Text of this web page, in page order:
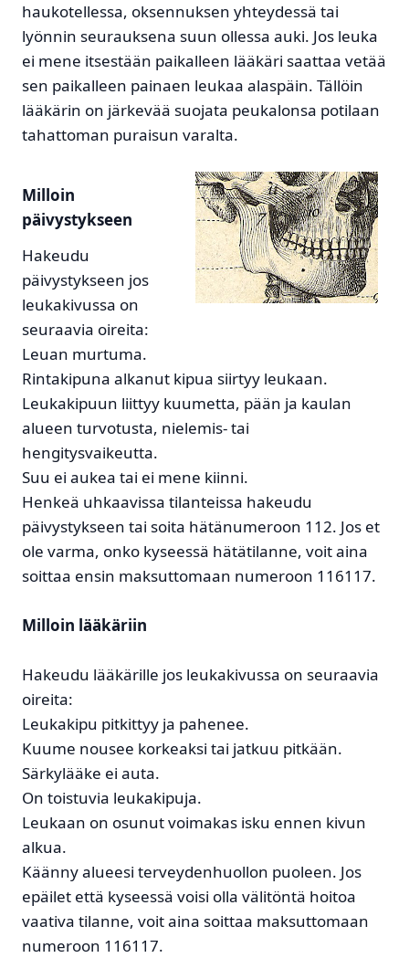
haukotellessa, oksennuksen yhteydessä tai
lyönnin seurauksena suun ollessa auki. Jos leuka
ei mene itsestään paikalleen lääkäri saattaa vetää
sen paikalleen painaen leukaa alaspäin. Tällöin
lääkärin on järkevää suojata peukalonsa potilaan
tahattoman puraisun varalta.
Milloin
päivystykseen
Hakeudu
päivystykseen jos
leukakivussa on
seuraavia oireita:
Leuan murtuma.
Rintakipuna alkanut kipua siirtyy leukaan.
Leukakipuun liittyy kuumetta, pään ja kaulan
alueen turvotusta, nielemis- tai
hengitysvaikeutta.
Suu ei aukea tai ei mene kiinni.
Henkeä uhkaavissa tilanteissa hakeudu
päivystykseen tai soita hätänumeroon 112. Jos et
ole varma, onko kyseessä hätätilanne, voit aina
soittaa ensin maksuttomaan numeroon 116117.
Milloin lääkäriin
Hakeudu lääkärille jos leukakivussa on seuraavia
oireita:
Leukakipu pitkittyy ja pahenee.
Kuume nousee korkeaksi tai jatkuu pitkään.
Särkylääke ei auta.
On toistuvia leukakipuja.
Leukaan on osunut voimakas isku ennen kivun
alkua.
Käänny alueesi terveydenhuollon puoleen. Jos
epäilet että kyseessä voisi olla välitöntä hoitoa
vaativa tilanne, voit aina soittaa maksuttomaan
numeroon 116117.